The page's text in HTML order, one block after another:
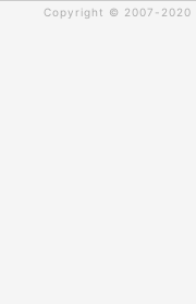
Copyright © 2007-2020